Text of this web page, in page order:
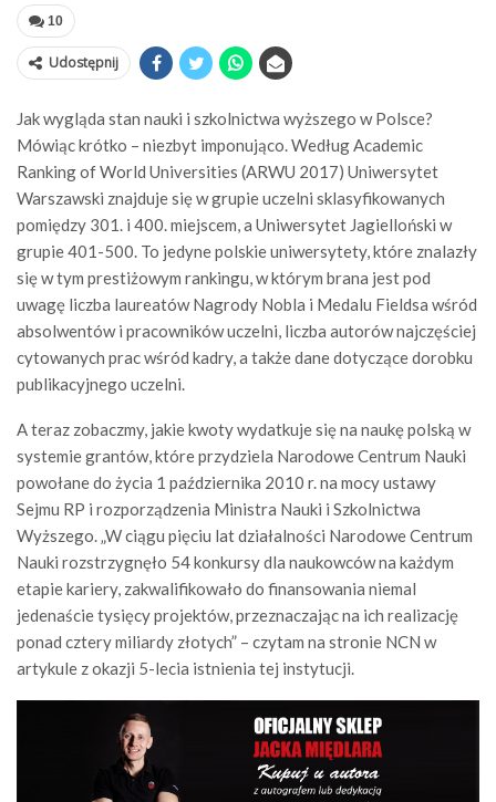
10
Udostępnij
Jak wygląda stan nauki i szkolnictwa wyższego w Polsce?
Mówiąc krótko – niezbyt imponująco. Według Academic
Ranking of World Universities (ARWU 2017) Uniwersytet
Warszawski znajduje się w grupie uczelni sklasyfikowanych
pomiędzy 301. i 400. miejscem, a Uniwersytet Jagielloński w
grupie 401-500. To jedyne polskie uniwersytety, które znalazły
się w tym prestiżowym rankingu, w którym brana jest pod
uwagę liczba laureatów Nagrody Nobla i Medalu Fieldsa wśród
absolwentów i pracowników uczelni, liczba autorów najczęściej
cytowanych prac wśród kadry, a także dane dotyczące dorobku
publikacyjnego uczelni.
A teraz zobaczmy, jakie kwoty wydatkuje się na naukę polską w
systemie grantów, które przydziela Narodowe Centrum Nauki
powołane do życia 1 października 2010 r. na mocy ustawy
Sejmu RP i rozporządzenia Ministra Nauki i Szkolnictwa
Wyższego. „W ciągu pięciu lat działalności Narodowe Centrum
Nauki rozstrzygnęło 54 konkursy dla naukowców na każdym
etapie kariery, zakwalifikowało do finansowania niemal
jedenaście tysięcy projektów, przeznaczając na ich realizację
ponad cztery miliardy złotych” – czytam na stronie NCN w
artykule z okazji 5-lecia istnienia tej instytucji.